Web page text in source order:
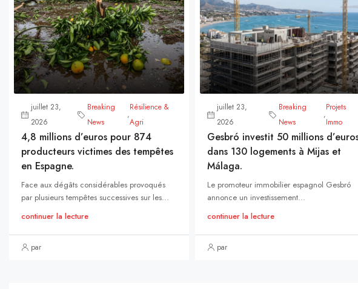
juillet 23,
2026
Breaking
News
,
Résilience &
Agri
4,8 millions d’euros pour 874
producteurs victimes des tempêtes
en Espagne.
Face aux dégâts considérables provoqués
par plusieurs tempêtes successives sur les...
continuer la lecture
par
juillet 23,
2026
Breaking
News
,
Projets
Immo
Gesbró investit 50 millions
dans 130 logements à Mijas et
Málaga.
Le promoteur immobilier espagnol Gesbró
annonce un investissement...
continuer la lecture
par